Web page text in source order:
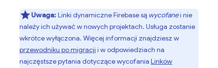
Uwaga: Linki dynamiczne Firebase są wycofanei nie
należy ich używać w nowych projektach. Usługa zostanie
wkrótce wyłączona. Więcej informacji znajdziesz w
przewodniku po migracji i w odpowiedziach na
najczęstsze pytania dotyczące wycofania Linków